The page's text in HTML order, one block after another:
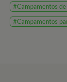
#Campamentos de
#Campamentos